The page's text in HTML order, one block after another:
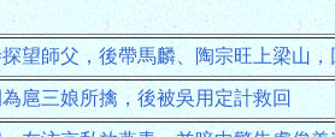
望師父，後帶馬麟、陶宗旺上梁山
扈三娘所擒，後被吳用定計救回